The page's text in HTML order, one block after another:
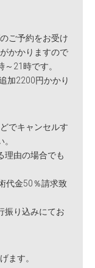
ご予約をお受け
かかりますので
21時です。
加2200円かかり
でキャンセルす
理由の場合でも
代金50％請求致
振り込みにてお
ます。